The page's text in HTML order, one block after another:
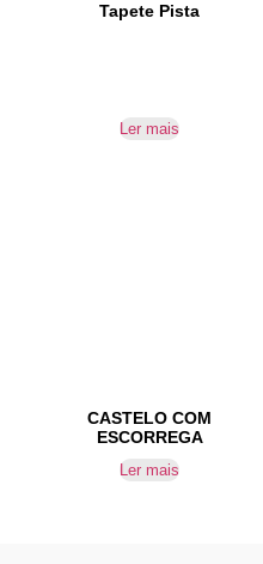
Tapete Pista
Ler mais
CASTELO COM
ESCORREGA
Ler mais